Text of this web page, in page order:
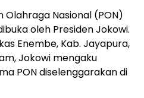
Olahraga Nasional (PON)
oleh Presiden Jokowi.
Enembe, Kab. Jayapura,
Jokowi mengaku
PON diselenggarakan di